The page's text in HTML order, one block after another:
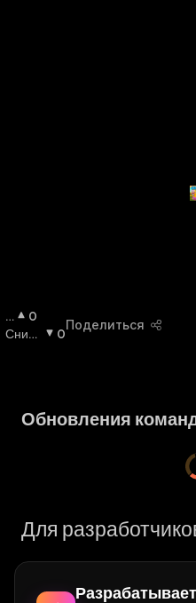
П
О
0
Сниж
0
Поделиться
Обновления
Для